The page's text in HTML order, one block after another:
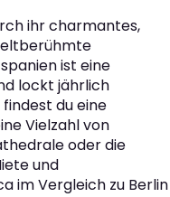
ihr charmantes,
ist eine
lockt jährlich
du eine
Vielzahl von
oder die
und
im Vergleich zu Berlin